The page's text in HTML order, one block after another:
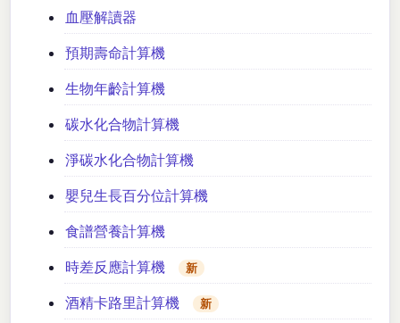
血壓解讀器
預期壽命計算機
生物年齡計算機
碳水化合物計算機
淨碳水化合物計算機
嬰兒生長百分位計算機
食譜營養計算機
時差反應計算機
新
酒精卡路里計算機 新